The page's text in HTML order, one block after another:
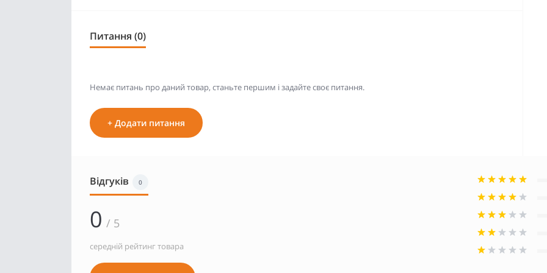
Питання (0)
Немає питань про даний товар, станьте першим і задайте своє питання.
+ Додати питання
Відгуків 0
0 / 5
середній рейтинг товара